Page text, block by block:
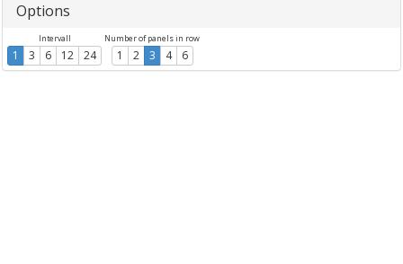
Options
Intervall
1 3 6 12 24
Number of panels in row
1 2 3 4 6